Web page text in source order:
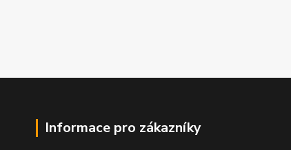
Informace pro zákazníky